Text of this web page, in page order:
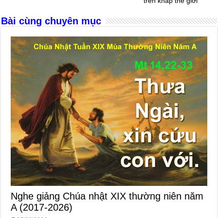
k
Bài cùng chuyên mục
Nghe giảng Chúa nhật XIX thường niên năm
A (2017-2026)